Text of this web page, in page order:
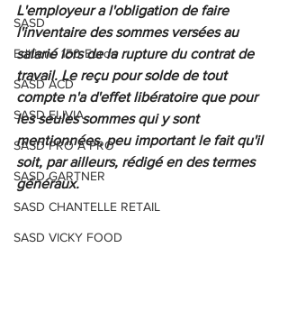
SASD
Editions 150 Euros
SASD ACD
SASD ELIVIA
SASD PRO A PRO
SASD GARTNER
SASD CHANTELLE RETAIL
SASD VICKY FOOD
L'employeur a l'obligation de faire
l'inventaire des sommes versées au
salarié lors de la rupture du contrat de
travail. Le reçu pour solde de tout
compte n'a d'effet libératoire que pour
les seules sommes qui y sont
mentionnées, peu important le fait qu'il
soit, par ailleurs, rédigé en des termes
généraux.